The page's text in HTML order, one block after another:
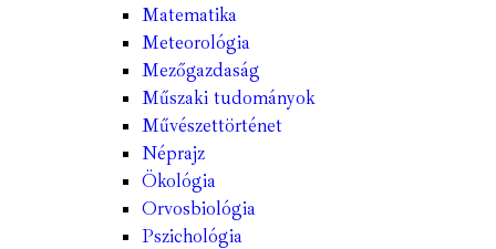
Matematika
Meteorológia
Mezőgazdaság
Műszaki tudományok
Művészettörténet
Néprajz
Ökológia
Orvosbiológia
Pszichológia